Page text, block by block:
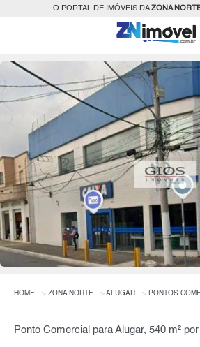
O PORTAL DE IMÓVEIS DAZONA
HOME ZONA NORTE ALUGAR PONTOS
Ponto Comercial para Alugar, 540 m²